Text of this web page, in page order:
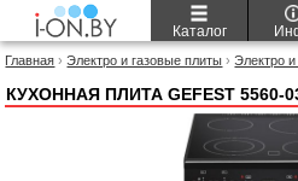
Каталог
Главная ›Электро и газовые плиты ›Электро
КУХОННАЯ ПЛИТА GEFEST 5560-